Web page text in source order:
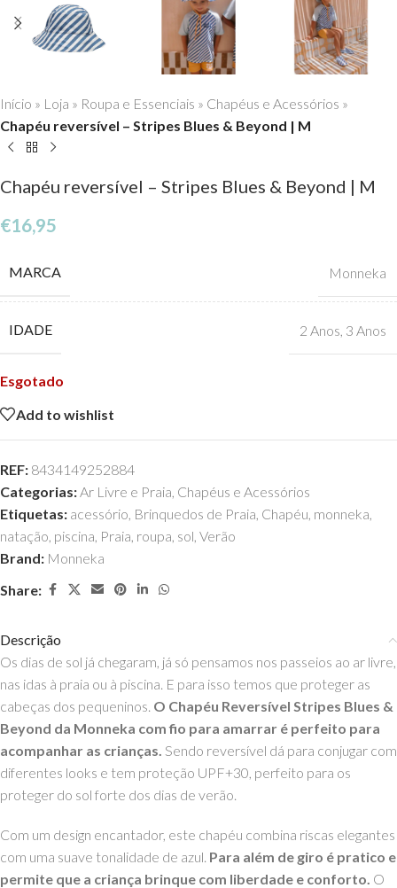
Início » Loja » Roupa e Essenciais » Chapéus e Acessórios »
Chapéu reversível – Stripes Blues & Beyond | M
Chapéu reversível – Stripes Blues & Beyond | M
€16,95
MARCA Monneka
IDADE 2 Anos 3 Anos
Esgotado
Add to wishlist
REF: 8434149252884
Categorias:Ar Livre e Praia, Chapéus e Acessórios
Etiquetas: acessório, Brinquedos de Praia, Chapéu, monneka,
natação, piscina, Praia, roupa, sol, Verão
Brand: Monneka
Share:
Descrição
Os dias de sol já chegaram, já só pensamos nos passeios ao ar livre,
nas idas à praia ou à piscina. E para isso temos que proteger as
cabeças dos pequeninos. O Chapéu Reversível Stripes Blues &
Beyond da Monneka com fio para amarrar é perfeito para
acompanhar as crianças. Sendo reversível dá para conjugar com
diferentes looks e tem proteção UPF+30, perfeito para os
proteger do sol forte dos dias de verão.
Com um design encantador, este chapéu combina riscas elegantes
com uma suave tonalidade de azul. Para além de giro é pratico e
permite que a criança brinque com liberdade e conforto. O